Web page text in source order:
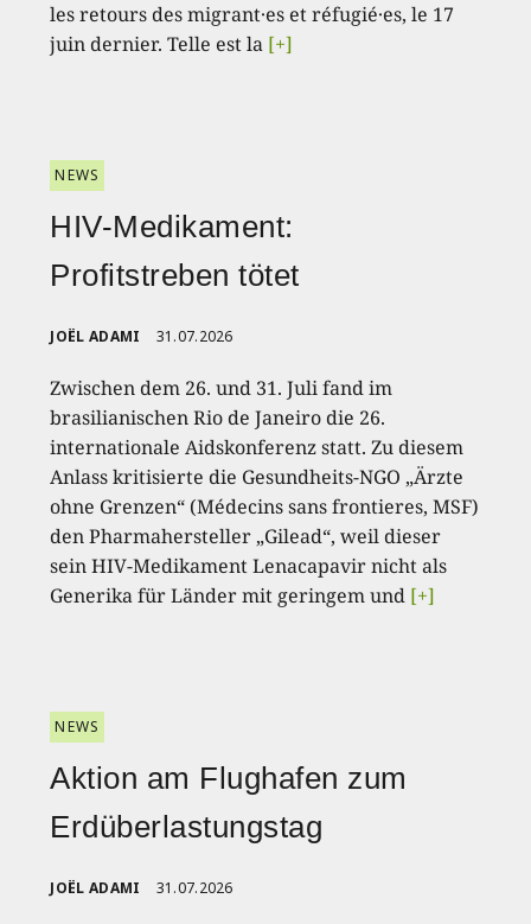
les retours des migrant·es et réfugié·es, le 17
juin dernier. Telle est la [+]
NEWS
HIV-Medikament:
Profitstreben tötet
JOËL ADAMI 31.07.2026
Zwischen dem 26. und 31. Juli fand im
brasilianischen Rio de Janeiro die 26.
internationale Aidskonferenz statt. Zu diesem
Anlass kritisierte die Gesundheits-NGO „Ärzte
ohne Grenzen“ (Médecins sans frontieres, MSF)
den Pharmahersteller „Gilead“, weil dieser
sein HIV-Medikament Lenacapavir nicht als
Generika für Länder mit geringem und [+]
NEWS
Aktion am Flughafen zum
Erdüberlastungstag
JOËL ADAMI 31.07.2026